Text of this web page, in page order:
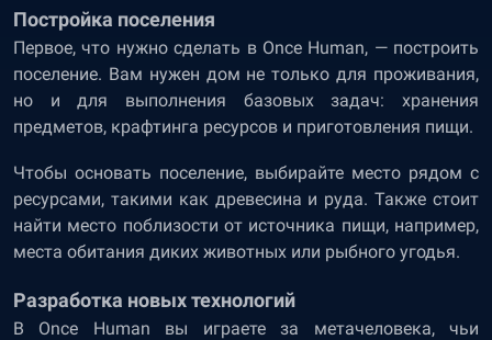
Постройка поселения
Первое, что нужно сделать в Once Human, — построить
поселение. Вам нужен дом не только для проживания,
но и для выполнения базовых задач: хранения
предметов, крафтинга ресурсов и приготовления пищи.
Чтобы основать поселение, выбирайте место рядом с
ресурсами, такими как древесина и руда. Также стоит
найти место поблизости от источника пищи, например,
места обитания диких животных или рыбного угодья.
Разработка новых технологий
В Once Human вы играете за метачеловека, чьи